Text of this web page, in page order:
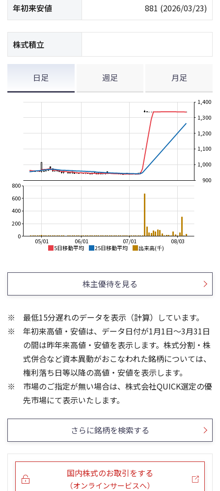
年初来安値 881 (2026/03/23)
株式積立
日足 週足 月足
5日移動平均 25日移動平均 出来高(千)
08/03
07/01
06/01
05/01
900
1,000
1,100
1,200
1,300
1,400
0
200
400
600
800
25/12
25/10
25/08
25/06
25/04
700
800
1,100
1,200
1,300
24/01
23/01
400
600
1,000
1,200
株主優待を見る
最低15分遅れのデータを表示（計算）しています。
年初来高値・安値は、データ日付が1月1日～3月31日
の間は昨年来高値・安値を表示します。株式分割・株
式併合など資本異動がおこなわれた銘柄については、
権利落ち日等以降の高値・安値を表示します。
市場のご指定が無い場合は、株式会社QUICK選定の優
先市場にて表示いたします。
さらに銘柄を検索する
国内株式のお取引をする
（オンラインサービスへ）